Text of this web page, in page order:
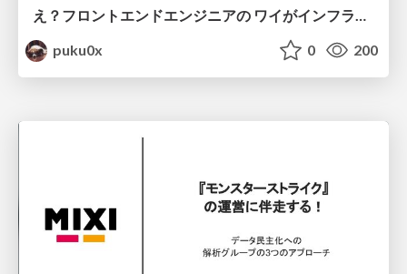
え？フロントエンドエンジニアの ワイがインフラも！？
puku0x
0 200